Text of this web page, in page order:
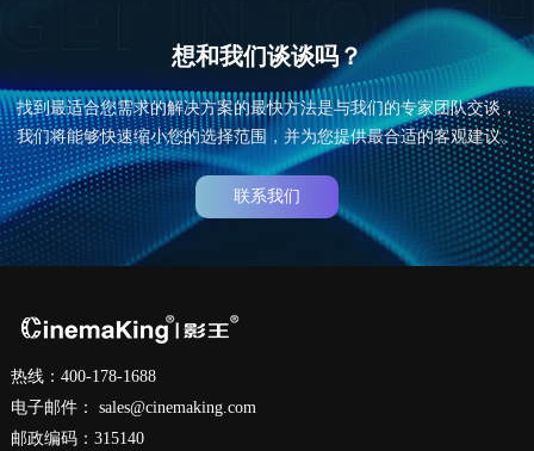
想和我们谈谈吗？
找到最适合您需求的解决方案的最快方法是与我们的专家团队交谈，
我们将能够快速缩小您的选择范围，并为您提供最合适的客观建议。
联系我们
热线：400-178-1688
电子邮件： sales@cinemaking.com
邮政编码：315140